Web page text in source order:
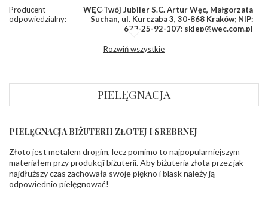
Producent
odpowiedzialny:
WĘC-Twój Jubiler S.C. Artur Węc, Małgorzata
Suchan, ul. Kurczaba 3, 30-868 Kraków; NIP:
679-25-92-107; sklep@wec.com.pl
Elementy w wyrobie wykonane z białego złota
Rozwiń wszystkie
PIELĘGNACJA
PIELĘGNACJA BIŻUTERII ZŁOTEJ I SREBRNEJ
Złoto jest metalem drogim, lecz pomimo to najpopularniejszym
materiałem przy produkcji biżuterii. Aby biżuteria złota przez jak
najdłuższy czas zachowała swoje piękno i blask należy ją
odpowiednio pielęgnować!